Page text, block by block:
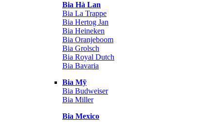
Bia Hà Lan
Bia La Trappe
Bia Hertog Jan
Bia Heineken
Bia Oranjeboom
Bia Grolsch
Bia Royal Dutch
Bia Bavaria
Bia Mỹ
Bia Budweiser
Bia Miller
Bia Mexico